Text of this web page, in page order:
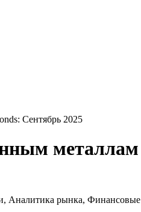
Сентябрь 2025
Аналитика рынка,